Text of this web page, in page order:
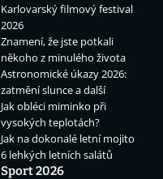
Karlovarský filmový festival
2026
Znamení, že jste potkali
někoho z minulého života
Astronomické úkazy 2026:
zatmění slunce a další
Jak obléci miminko při
vysokých teplotách?
Jak na dokonalé letní mojito
6 lehkých letních salátů
Sport 2026